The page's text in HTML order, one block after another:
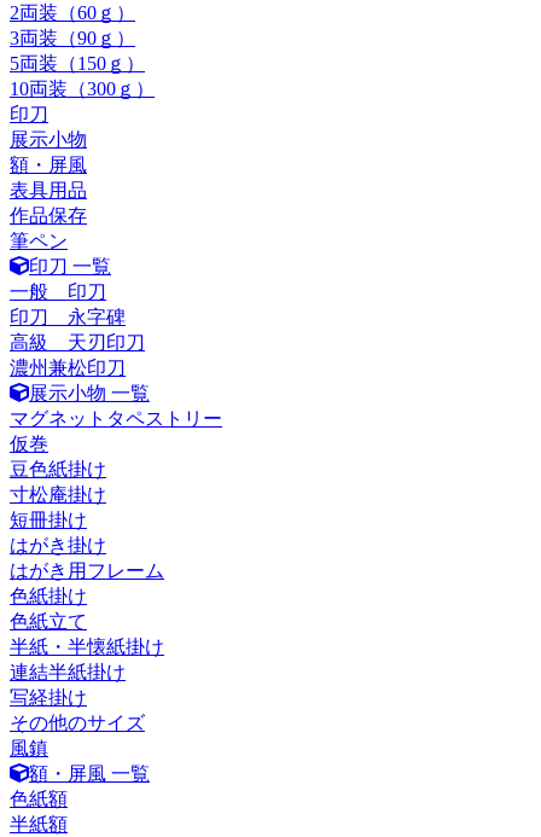
2両装（60ｇ）
3両装（90ｇ）
5両装（150ｇ）
10両装（300ｇ）
印刀
展示小物
額・屏風
表具用品
作品保存
筆ペン
印刀 一覧
一般 印刀
印刀 永字碑
高級 天刃印刀
濃州兼松印刀
展示小物 一覧
マグネットタペストリー
仮巻
豆色紙掛け
寸松庵掛け
短冊掛け
はがき掛け
はがき用フレーム
色紙掛け
色紙立て
半紙・半懐紙掛け
連結半紙掛け
写経掛け
その他のサイズ
風鎮
額・屏風 一覧
色紙額
半紙額